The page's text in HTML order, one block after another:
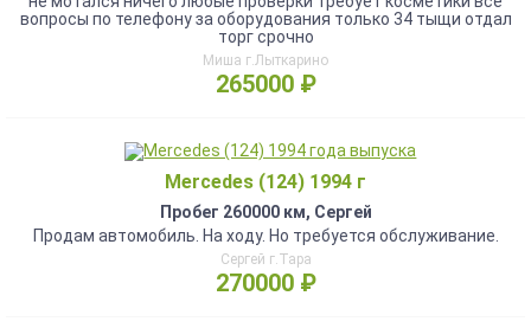
вопросы по телефону за оборудования только 34 тыщи отдал
торг срочно
Миша г.Лыткарино
265000 ₽
Mercedes (124) 1994 г
Пробег 260000 км, Сергей
Продам автомобиль. На ходу. Но требуется обслуживание.
Сергей г.Тара
270000 ₽